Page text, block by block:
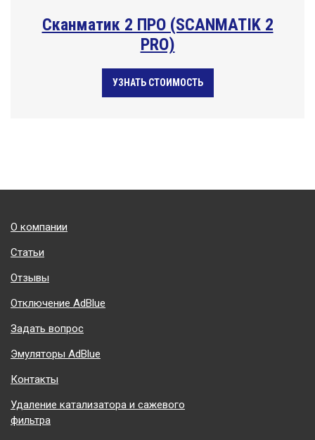
Сканматик 2 ПРО (SCANMATIK 2
PRO)
УЗНАТЬ СТОИМОСТЬ
Подвал
О компании
Статьи
Отзывы
Отключение AdBlue
Задать вопрос
Эмуляторы AdBlue
Контакты
Удаление катализатора и сажевого
фильтра